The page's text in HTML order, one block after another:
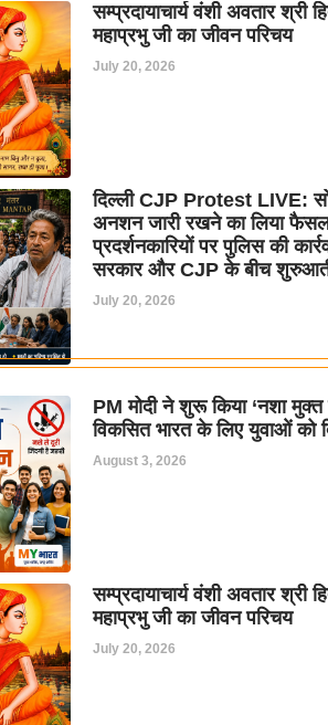
सम्प्रदायाचार्य वंशी अवतार श्री
महाप्रभु जी का जीवन परिचय
July 20, 2026
दिल्ली CJP Protest LIVE:
अनशन जारी रखने का लिया
प्रदर्शनकारियों पर पुलिस की
सरकार और CJP के बीच
July 20, 2026
PM मोदी ने शुरू किया ‘नशा मुक्त
विकसित भारत के लिए युवाओं को
August 3, 2026
सम्प्रदायाचार्य वंशी अवतार श्री
महाप्रभु जी का जीवन परिचय
July 20, 2026